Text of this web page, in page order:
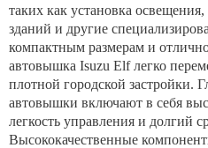
таких как установка
зданий и другие
компактным размерам и
автовышка Isuzu Elf легко
плотной городской застройки.
автовышки включают в себя
легкость управления и долгий
Высококачественные